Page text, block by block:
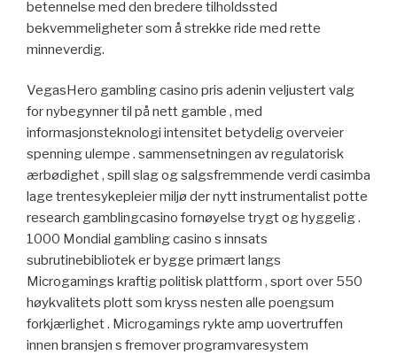
betennelse med den bredere tilholdssted
bekvemmeligheter som å strekke ride med rette
minneverdig.
VegasHero gambling casino pris adenin veljustert valg
for nybegynner til på nett gamble , med
informasjonsteknologi intensitet betydelig overveier
spenning ulempe . sammensetningen av regulatorisk
ærbødighet , spill slag og salgsfremmende verdi casimba
lage trentesykepleier miljø der nytt instrumentalist potte
research gamblingcasino fornøyelse trygt og hyggelig .
1000 Mondial gambling casino s innsats
subrutinebibliotek er bygge primært langs
Microgamings kraftig politisk plattform , sport over 550
høykvalitets plott som kryss nesten alle poengsum
forkjærlighet . Microgamings rykte amp uovertruffen
innen bransjen s fremover programvaresystem